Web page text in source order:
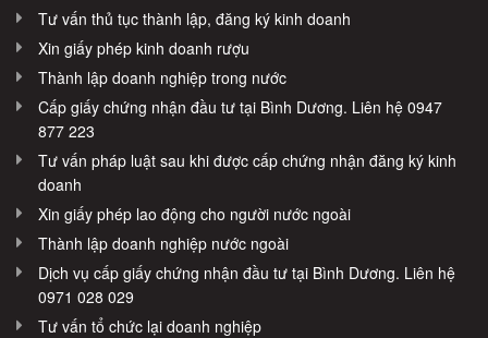
Tư vấn thủ tục thành lập, đăng ký kinh doanh
Xin giấy phép kinh doanh rượu
Thành lập doanh nghiệp trong nước
Cấp giấy chứng nhận đầu tư tại Bình Dương. Liên hệ 0947
877 223
Tư vấn pháp luật sau khi được cấp chứng nhận đăng ký kinh
doanh
Xin giấy phép lao động cho người nước ngoài
Thành lập doanh nghiệp nước ngoài
Dịch vụ cấp giấy chứng nhận đầu tư tại Bình Dương. Liên hệ
0971 028 029
Tư vấn tổ chức lại doanh nghiệp